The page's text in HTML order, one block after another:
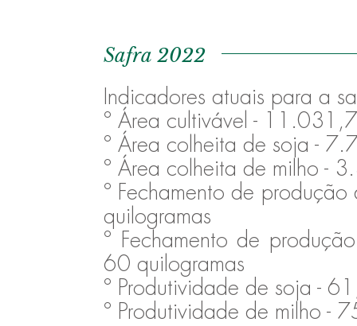
Safra 2022
Indicadores atuais para a
º Área cultivável -
º Área colheita de soja -
º Área colheita de milho -
º Fechamento de
quilogramas
º Fechamento de
60 quilogramas
º Produtividade de soja -
º Produtividade de milho -